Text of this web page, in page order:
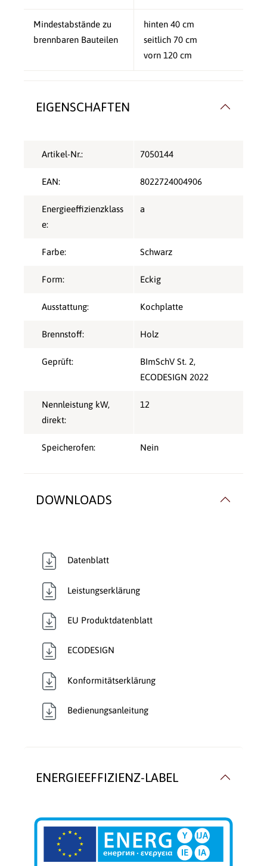
Mindestabstände zu
brennbaren Bauteilen
hinten 40 cm
seitlich 70 cm
vorn 120 cm
EIGENSCHAFTEN
Artikel-Nr.: 7050144
EAN: 8022724004906
Energieeffizienzklass
e:
a
Farbe: Schwarz
Form: Eckig
Ausstattung: Kochplatte
Brennstoff: Holz
Geprüft: BImSchV St. 2,
ECODESIGN 2022
Nennleistung kW,
direkt:
12
Speicherofen: Nein
DOWNLOADS
Datenblatt
Leistungserklärung
EU Produktdatenblatt
ECODESIGN
Konformitätserklärung
Bedienungsanleitung
ENERGIEEFFIZIENZ-LABEL